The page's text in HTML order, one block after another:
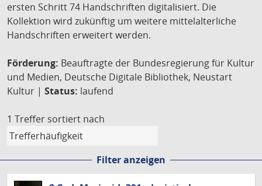
ersten Schritt 74 Handschriften digitalisiert. Die
Kollektion wird zukünftig um weitere mittelalterliche
Handschriften erweitert werden.
Förderung: Beauftragte der Bundesregierung für Kultur
und Medien, Deutsche Digitale Bibliothek, Neustart
Kultur | Status: laufend
1 Treffer sortiert nach
Filter anzeigen